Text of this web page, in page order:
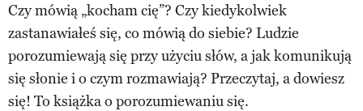
Czy mówią „kocham cię”? Czy kiedykolwiek
zastanawiałeś się, co mówią do siebie? Ludzie
porozumiewają się przy użyciu słów, a jak komunikują
się słonie i o czym rozmawiają? Przeczytaj, a dowiesz
się! To książka o porozumiewaniu się.